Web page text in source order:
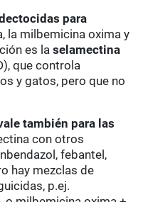
para
la milbemicina oxima y
es laselamectina
que controla
y gatos, pero que no
también para las
con otros
febantel,
hay mezclas de
p.ej.